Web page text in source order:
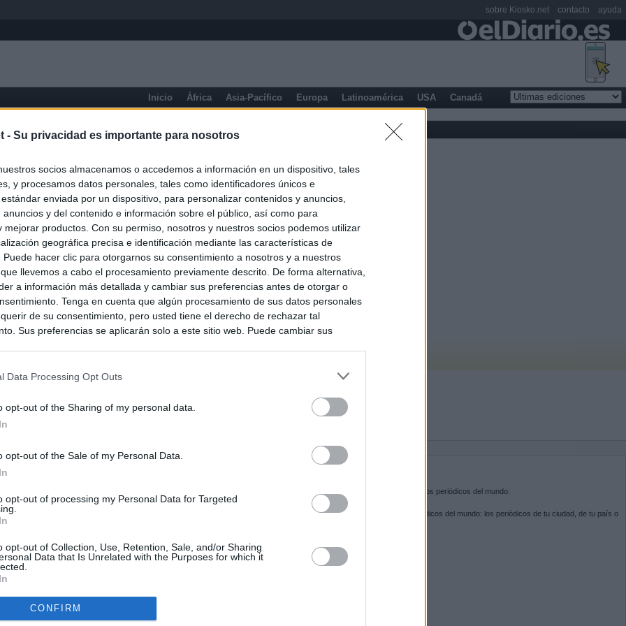
- Su privacidad es importante para nosotros
socios almacenamos o accedemos a información en un dispositivo, tales
y procesamos datos personales, tales como identificadores únicos e
enviada por un dispositivo, para personalizar contenidos y anuncios,
anuncios y del contenido e información sobre el público, así como para
mejorar productos. Con su permiso, nosotros y nuestros socios podemos utilizar
geográfica precisa e identificación mediante las características de
Puede hacer clic para otorgarnos su consentimiento a nosotros y a nuestros
llevemos a cabo el procesamiento previamente descrito. De forma alternativa,
a información más detallada y cambiar sus preferencias antes de otorgar o
Tenga en cuenta que algún procesamiento de sus datos personales
de su consentimiento, pero usted tiene el derecho de rechazar tal
Sus preferencias se aplicarán solo a este sitio web. Puede cambiar sus
Data Processing Opt Outs
opt-out of the Sharing of my personal data.
opt-out of the Sale of my Personal Data.
opt-out of processing my Personal Data for Targeted
opt-out of Collection, Use, Retention, Sale, and/or Sharing
Data that Is Unrelated with the Purposes for which it
CONFIRM
Inicio África Asia-Pacífico Europa Latinoamérica USA Canadá
Prensa de Información General
un ultimátum a Italia: o levanta los controles a viajeros de
"medidas proporcionales"
15 de agosto: "No aceptamos imposiciones"
el intento del PP de que los ministros acudan al Senado en
de Ceuta
SOBRE KIOSKO.NET
es la puerta de entrada a los periódicos del mundo.
Navega por las portadas de los periódicos del mundo: los periódicos de tu ciudad, de tu país o
SÍGUENOS
sobre Kiosko.net contacto ayuda